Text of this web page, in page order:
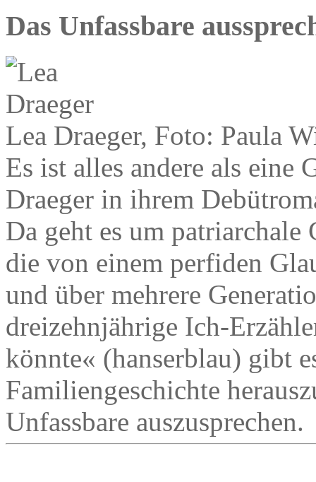
Das Unfassbare
Lea Draeger, Foto: Paula
Es ist alles andere als eine
Draeger in ihrem
Da geht es um
die von einem perfiden
und über mehrere
dreizehnjährige Ich-
könnte« (hanserblau) gibt
Familiengeschichte
Unfassbare auszusprechen.